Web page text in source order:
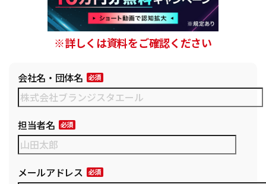
※詳しくは資料をご確認ください
会社名・団体名
担当者名
メールアドレス